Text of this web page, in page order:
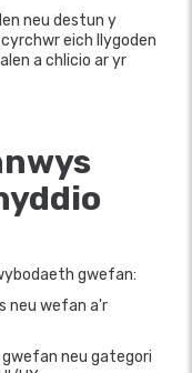
neu destun y
eich llygoden
a chlicio ar yr
gwefan:
neu wefan a'r
neu gategori